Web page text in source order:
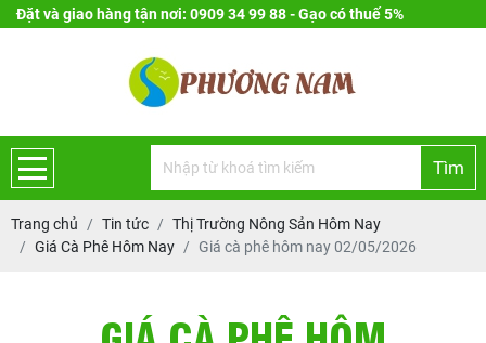
Đặt và giao hàng tận nơi: 0909 34 99 88 - Gạo có thuế 5%
Tìm
Trang chủ Tin tức
Thị Trường Nông Sản Hôm Nay
Giá Cà Phê Hôm Nay
Giá cà phê hôm nay 02/05/2026